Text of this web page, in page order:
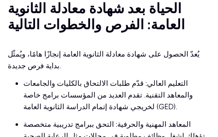
الحياة بعد شهادة معادلة الثانوية
العامة: الفرص والخطوات التالية
يُعدّ الحصول على شهادة معادلة الثانوية العامة إنجازًا هامًا، ويُمثّل
بداية فرص جديدة.
التعليم العالي: قدّم طلبات الالتحاق بالكليات والجامعات
والمعاهد التقنية. تقدم العديد من المؤسسات برامج خاصة
لخريجي شهادة إتمام الدراسة الثانوية العامة (GED).
المعاهد المهنية والحرفية: التحق ببرامج تدريبية متخصصة